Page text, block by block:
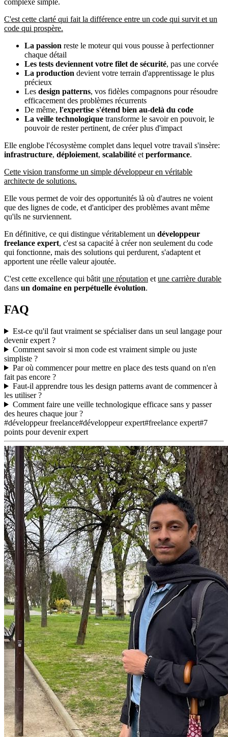
complexe simple.
C'est cette clarté qui fait la différence entre un code qui survit et un
code qui prospère.
La passion reste le moteur qui vous pousse à perfectionner
chaque détail
Les tests deviennent votre filet de sécurité, pas une corvée
La production devient votre terrain d'apprentissage le plus
précieux
Les design patterns, vos fidèles compagnons pour résoudre
efficacement des problèmes récurrents
De même, l'expertise s'étend bien au-delà du code
La veille technologique transforme le savoir en pouvoir, le
pouvoir de rester pertinent, de créer plus d'impact
Elle englobe l'écosystème complet dans lequel votre travail s'insère:
infrastructure, déploiement, scalabilité et performance.
Cette vision transforme un simple développeur en véritable
architecte de solutions.
Elle vous permet de voir des opportunités là où d'autres ne voient
que des lignes de code, et d'anticiper des problèmes avant même
qu'ils ne surviennent.
En définitive, ce qui distingue véritablement un développeur
freelance expert, c'est sa capacité à créer non seulement du code
qui fonctionne, mais des solutions qui perdurent, s'adaptent et
apportent une réelle valeur ajoutée.
C'est cette excellence qui bâtit une réputation et une carrière durable
dans un domaine en perpétuelle évolution.
FAQ
Est-ce qu'il faut vraiment se spécialiser dans un seul langage pour
devenir expert ?
Comment savoir si mon code est vraiment simple ou juste
simpliste ?
Par où commencer pour mettre en place des tests quand on n'en
fait pas encore ?
Faut-il apprendre tous les design patterns avant de commencer à
les utiliser ?
Comment faire une veille technologique efficace sans y passer
des heures chaque jour ?
#développeur freelance#développeur expert#freelance expert#7
points pour devenir expert